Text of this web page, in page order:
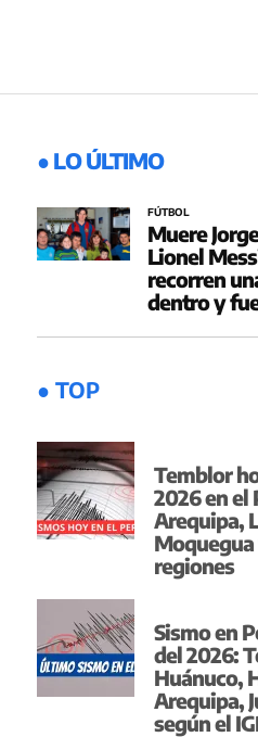
● LO ÚLTIMO
FÚTBOL
Muere
Lionel
recorren
dentro y
● TOP
Temblor
2026 en el
Arequipa,
regiones
Sismo en
del 2026:
Huánuco,
Arequipa,
según el